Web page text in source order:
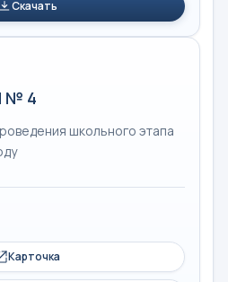
Скачать
№ 4
школьного этапа
Карточка